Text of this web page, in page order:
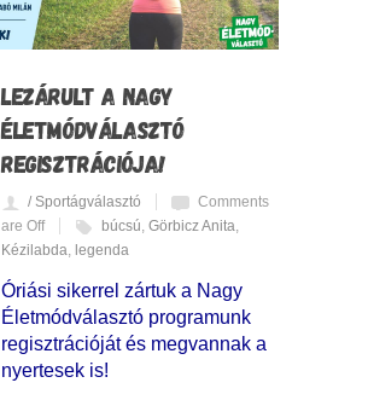
LEZÁRULT A NAGY
ÉLETMÓDVÁLASZTÓ
REGISZTRÁCIÓJA!
/ Sportágválasztó
Comments
are Off
búcsú, Görbicz Anita,
Kézilabda, legenda
Óriási sikerrel zártuk a Nagy
Életmódválasztó programunk
regisztrációját és megvannak a
nyertesek is!